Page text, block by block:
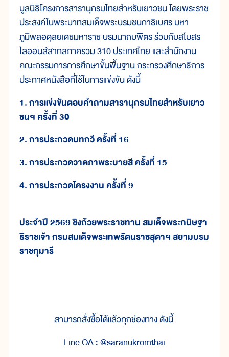
มูลนิธิโครงการสารานุกรมไทยสำหรับเยาวชน โดยพระราช
ประสงค์ในพระบาทสมเด็จพระบรมชนกาธิเบศร มหา
ภูมิพลอดุลยเดชมหาราช บรมนาถบพิตร ร่วมกับสโมสร
ไลออนส์สากลภาครวม 310 ประเทศไทย และสำนักงาน
คณะกรรมการการศึกษาขั้นพื้นฐาน กระทรวงศึกษาธิการ
ประกาศหนังสือที่ใช้ในการแข่งขัน ดังนี้
1. การแข่งขันตอบคำถามสารานุกรมไทยสำหรับเยาว
ชนฯ ครั้งที่ 30
2. การประกวดบทกวี ครั้งที่ 16
3. การประกวดวาดภาพระบายสี ครั้งที่ 15
4. การประกวดโครงงาน ครั้งที่ 9
ประจำปี 2569 ชิงถ้วยพระราชทาน สมเด็จพระกนิษฐา
ธิราชเจ้า กรมสมเด็จพระเทพรัตนราชสุดาฯ สยามบรม
ราชกุมารี
สามารถสั่งซื้อได้แล้วทุกช่องทาง ดังนี้
Line OA : @saranukromthai